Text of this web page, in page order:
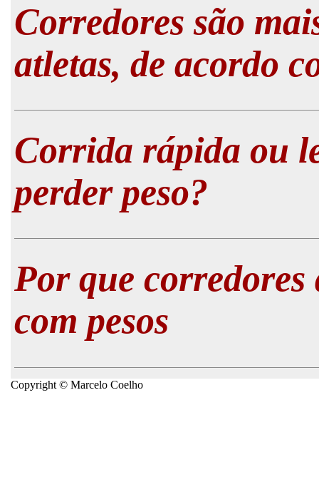
Corredores são
atletas, de acordo
Corrida rápida ou
perder peso?
Por que corredores
com pesos
Copyright © Marcelo Coelho